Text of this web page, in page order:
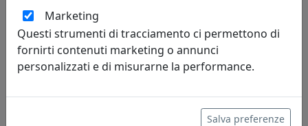
MemeDesign
548,00 €
Marketing
Questi strumenti di tracciamento ci permettono di
fornirti contenuti marketing o annunci
personalizzati e di misurarne la performance.
Salva preferenze